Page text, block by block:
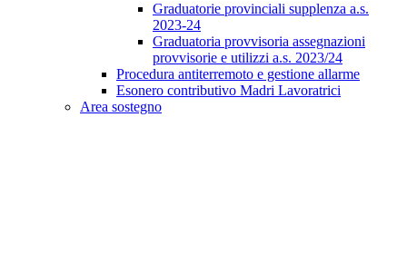
Graduatorie provinciali supplenza a.s.
2023-24
Graduatoria provvisoria assegnazioni
provvisorie e utilizzi a.s. 2023/24
Procedura antiterremoto e gestione allarme
Esonero contributivo Madri Lavoratrici
Area sostegno